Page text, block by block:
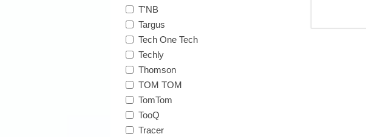
T'NB
Targus
Tech One Tech
Techly
Thomson
TOM TOM
TomTom
TooQ
Tracer